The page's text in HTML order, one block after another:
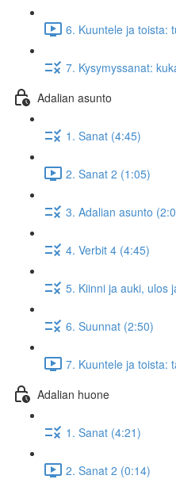
6. Kuuntele ja toista:
7. Kysymyssanat:
Adalian asunto
1. Sanat (4:45)
2. Sanat 2 (1:05)
3. Adalian asunto
4. Verbit 4 (4:45)
5. Kiinni ja auki, ulos
6. Suunnat (2:50)
7. Kuuntele ja toista:
Adalian huone
1. Sanat (4:21)
2. Sanat 2 (0:14)